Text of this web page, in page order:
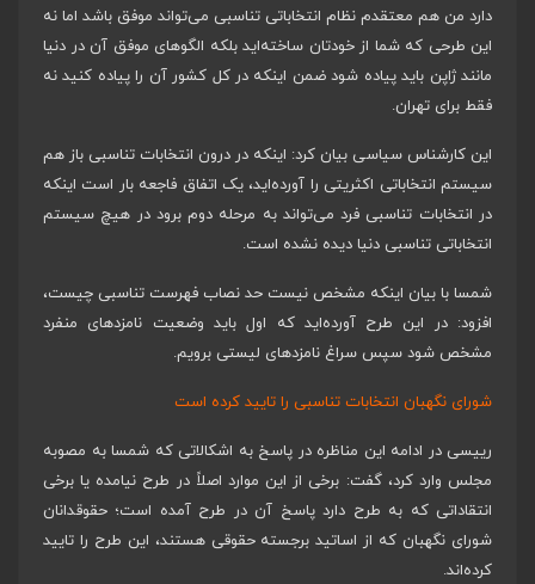
دارد من هم معتقدم نظام انتخاباتی تناسبی می‌تواند موفق باشد اما نه
این طرحی که شما از خودتان ساخته‌اید بلکه الگوهای موفق آن در دنیا
مانند ژاپن باید پیاده شود ضمن اینکه در کل کشور آن را پیاده کنید نه
فقط برای تهران.
این کارشناس سیاسی بیان کرد: اینکه در درون انتخابات تناسبی باز هم
سیستم انتخاباتی اکثریتی را آورده‌اید، یک اتفاق فاجعه بار است اینکه
در انتخابات تناسبی فرد می‌تواند به مرحله دوم برود در هیچ سیستم
انتخاباتی تناسبی دنیا دیده نشده است.
شمسا با بیان اینکه مشخص نیست حد نصاب فهرست تناسبی چیست،
افزود: در این طرح آورده‌اید که اول باید وضعیت نامزدهای منفرد
مشخص شود سپس سراغ نامزدهای لیستی برویم.
شورای نگهبان انتخابات تناسبی را تایید کرده است
رییسی در ادامه این مناظره در پاسخ به اشکالاتی که شمسا به مصوبه
مجلس وارد کرد، گفت: برخی از این موارد اصلاً در طرح نیامده یا برخی
انتقاداتی که به طرح دارد پاسخ آن در طرح آمده است؛ حقوقدانان
شورای نگهبان که از اساتید برجسته حقوقی هستند، این طرح را تایید
کرده‌اند.